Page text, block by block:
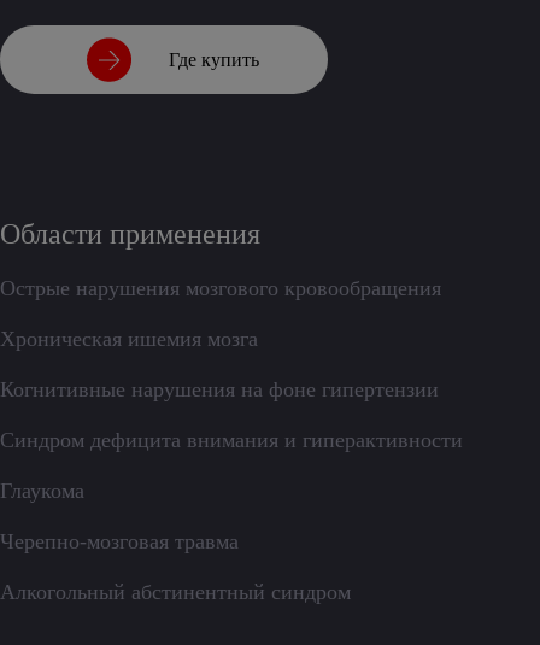
Где купить
Области применения
Острые нарушения мозгового кровообращения
Хроническая ишемия мозга
Когнитивные нарушения на фоне гипертензии
Синдром дефицита внимания и гиперактивности
Глаукома
Черепно-мозговая травма
Алкогольный абстинентный синдром